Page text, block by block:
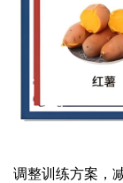
调整训练方案，